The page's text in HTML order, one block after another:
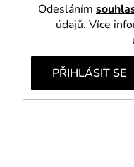
Odesláním
údajů. Více
PŘIHLÁSIT SE